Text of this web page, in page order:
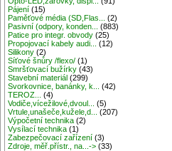
Pájení (15)
Paměťové média (SD,Flas...
(2)
Pasivní (odpory, konden...
(883)
Patice pro integr. obvody (25)
Propojovací kabely audi...
(12)
Silikony (2)
Síťové šnůry /flexo/ (1)
Smršťovací bužírky (43)
Stavební materiál (299)
Svorkovnice, banánky, k...
(42)
TEROZ...
(4)
Vodiče,vícežilové,dvoul...
(5)
Vrtule,unašeče,kužele,d...
(207)
Výpočetní technika (2)
Vysílací technika (1)
Zabezpečovací zařízení (3)
Zdroje, měř.přístr., na...-> (33)